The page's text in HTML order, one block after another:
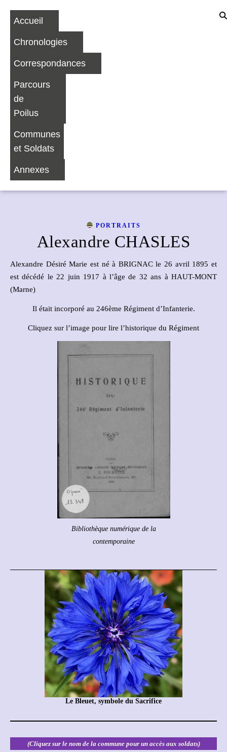
Accueil
Chronologies
Correspondances
Parcours
de
Poilus
Communes
et Soldats
Annexes
PORTRAITS
Alexandre CHASLES
Alexandre Désiré Marie est né à BRIGNAC le 26 avril 1895 et
est décédé le 22 juin 1917 à l’âge de 32 ans à HAUT-MONT
(Marne)
Il était incorporé au 246ème Régiment d’Infanterie.
Cliquez sur l’image pour lire l’historique du Régiment
Bibliothèque numérique de la
contemporaine
Le Bleuet, symbole du Sacrifice
(Cliquez sur le nom de la commune pour un accès aux soldats)